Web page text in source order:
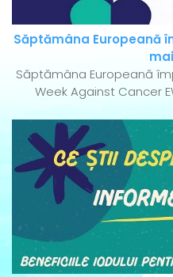
Săptămâna Europeană
Săptămâna Europeană
Week Against Cancer